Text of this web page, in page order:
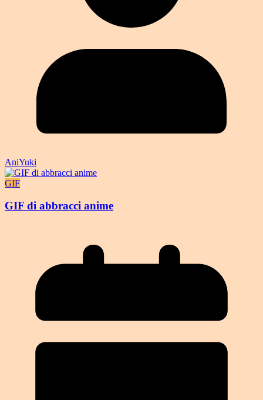
AniYuki
GIF
GIF di abbracci anime